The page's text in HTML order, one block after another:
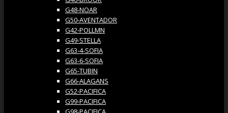
G48-NOAR
G50-AVENTADOR
G42-POLLMN
G49-STELLA
G63-4-SOFIA
G63-6-SOFIA
G65-TUBIN
G66-ALAGANS
G52-PACIFICA
G99-PACIFICA